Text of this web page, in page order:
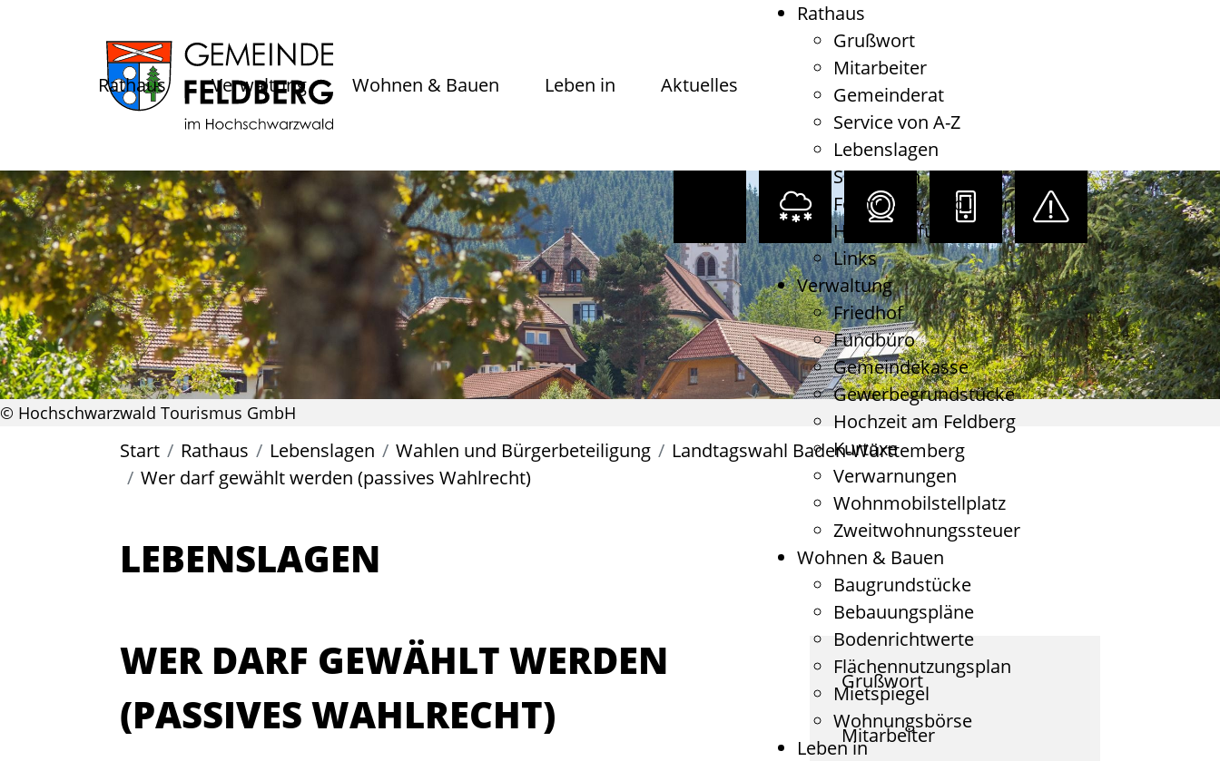
Rathaus Verwaltung Wohnen & Bauen Leben in Aktuelles
Rathaus
Grußwort
Mitarbeiter
Gemeinderat
Service von A-Z
Lebenslagen
Satzungen
Formulare, Gebühren
Haushaltsführung
Links
Verwaltung
Friedhof
Fundbüro
Gemeindekasse
Gewerbegrundstücke
Hochzeit am Feldberg
Kurtaxe
Verwarnungen
Wohnmobilstellplatz
Zweitwohnungssteuer
Wohnen & Bauen
Baugrundstücke
Bebauungspläne
Bodenrichtwerte
Flächennutzungsplan
Mietspiegel
Wohnungsbörse
Leben in
© Hochschwarzwald Tourismus GmbH
Start Rathaus Lebenslagen Wahlen und Bürgerbeteiligung
Landtagswahl Baden-Württemberg
Wer darf gewählt werden (passives Wahlrecht)
LEBENSLAGEN
WER DARF GEWÄHLT WERDEN
(PASSIVES WAHLRECHT)
Grußwort
Mitarbeiter